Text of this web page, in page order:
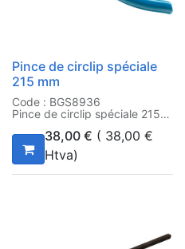
Pince de circlip spéciale
215 mm
Code : BGS8936
Pince de circlip spéciale 215
38,00 € ( 38,00 €
Htva)